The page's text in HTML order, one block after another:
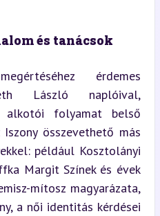
és tanácsok
érdemes
László naplóival,
alkotói folyamat belső
összevethető más
például Kosztolányi
Margit Színek és évek
mítosz magyarázata,
a női identitás kérdései